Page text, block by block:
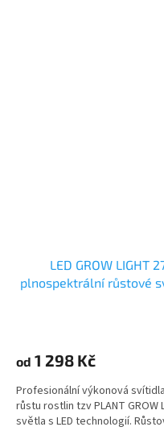
LED GROW LIGHT
plnospektrální růstové
od 1 298 Kč
Profesionální výkonová
růstu rostlin tzv PLANT
světla s LED technologií.